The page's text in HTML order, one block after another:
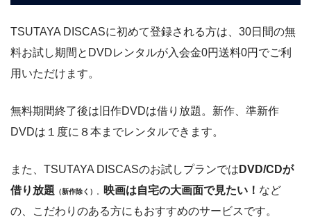
TSUTAYA DISCASに初めて登録される方は、30日間の無
料お試し期間とDVDレンタルが入会金0円送料0円でご利
用いただけます。
無料期間終了後は旧作DVDは借り放題。新作、準新作
DVDは１度に８本までレンタルできます。
また、TSUTAYA DISCASのお試しプランでは DVD/CDが
借り放題 （新作除く） 映画は自宅の大画面で見たい！ など
の、こだわりのある方にもおすすめのサービスです。